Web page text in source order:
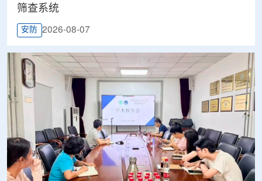
筛查系统
安防 2026-08-07